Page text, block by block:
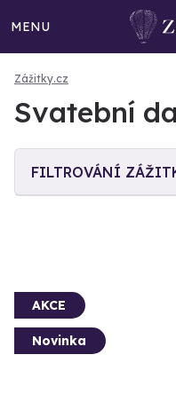
MENU
Zážitky.cz
Svatební
FILTROVÁNÍ
AKCE
Novinka